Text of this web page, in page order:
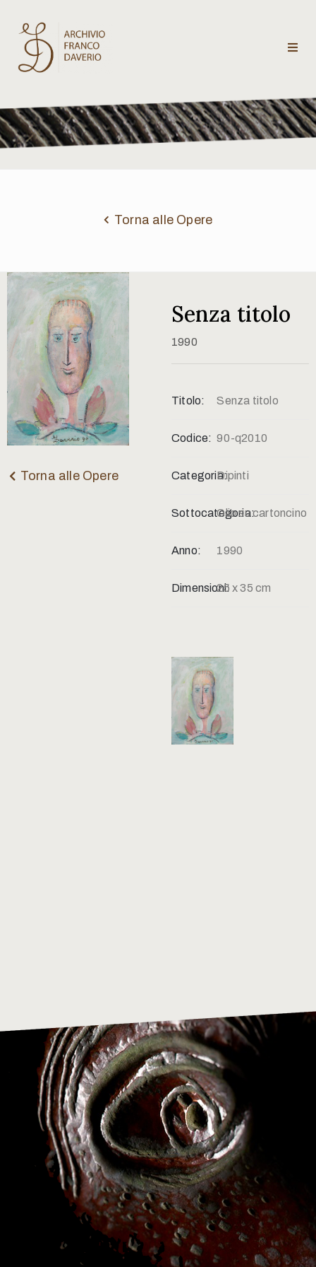
Archivio
Franco
Daverio
critici
Contatti
Torna alle Opere
Torna alle Opere
Senza titolo
1990
Titolo: Senza titolo
Codice: 90-q2010
Categoria:Dipinti
Sottocategoria:Olio su cartoncino
Anno: 1990
Dimensioni:25 x 35 cm